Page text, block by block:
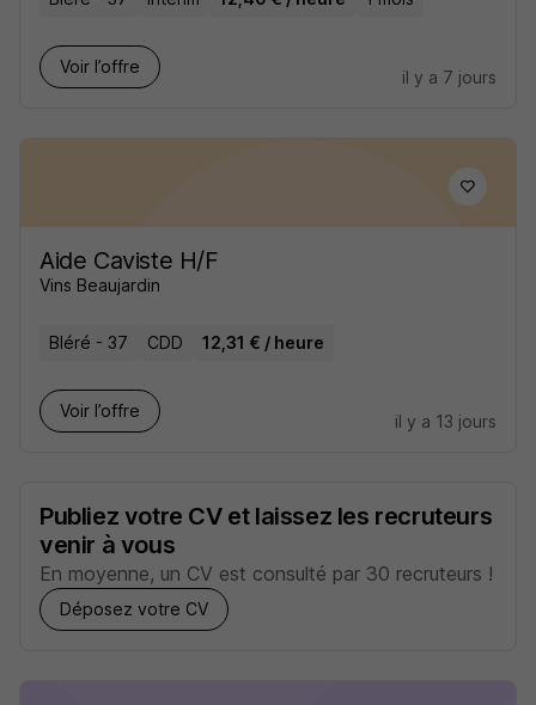
Voir l’offre
il y a 7 jours
Aide Caviste H/F
Vins Beaujardin
Bléré - 37 CDD 12,31 € / heure
Voir l’offre
il y a 13 jours
Publiez votre CV et laissez les recruteurs
venir à vous
En moyenne, un CV est consulté par 30 recruteurs !
Déposez votre CV